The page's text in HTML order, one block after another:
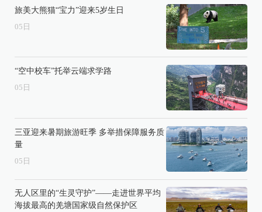
旅美大熊猫“宝力”迎来5岁生日
05 日
“空中校车”托举云端求学路
05 日
三亚迎来暑期旅游旺季 多举措保障服务质
量
05 日
无人区里的“生灵守护”——走进世界平均
海拔最高的羌塘国家级自然保护区